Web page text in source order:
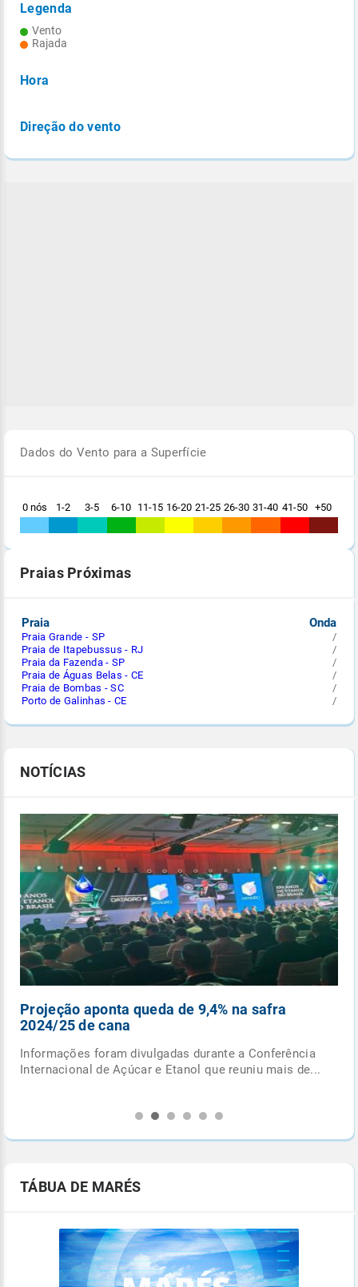
Legenda
Vento
Rajada
Hora
Direção do vento
Dados do Vento para a Superfície
0 nós 1-2 3-5 6-10 11-15 16-20 21-25 26-30 31-40 41-50 +50
Praias Próximas
Praia Onda
Praia Grande - SP
/
Praia de Itapebussus - RJ
/
Praia da Fazenda - SP
/
Praia de Águas Belas - CE
/
Praia de Bombas - SC
/
Porto de Galinhas - CE
/
NOTÍCIAS
Pancadas de chuva e ciclone extratropical
fecham outubro
Última semana do mês terá formação de ciclone
extratropical e de frente fria, com potencial para
TÁBUA DE MARÉS